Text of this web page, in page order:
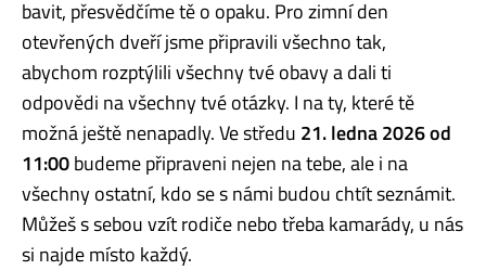
bavit, přesvědčíme tě o opaku. Pro zimní den
otevřených dveří jsme připravili všechno tak,
abychom rozptýlili všechny tvé obavy a dali ti
odpovědi na všechny tvé otázky. I na ty, které tě
možná ještě nenapadly. Ve středu 21. ledna 2026 od
11:00budeme připraveni nejen na tebe, ale i na
všechny ostatní, kdo se s námi budou chtít seznámit.
Můžeš s sebou vzít rodiče nebo třeba kamarády, u nás
si najde místo každý.